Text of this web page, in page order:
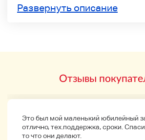
Развернуть описание
Отзывы
Это был мой маленький юбилейный
отлично, тех.поддержка, сроки.
то что они делают.